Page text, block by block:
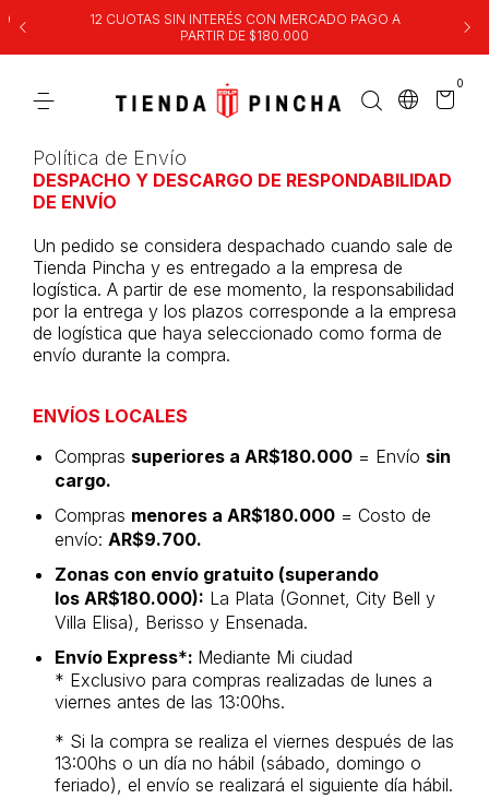
12 CUOTAS SIN INTERÉS CON MERCADO PAGO A
PARTIR DE $180.000
0
Política de Envío
DESPACHO Y DESCARGO DE RESPONDABILIDAD
DE ENVÍO
Un pedido se considera despachado cuando sale de
Tienda Pincha y es entregado a la empresa de
logística. A partir de ese momento, la responsabilidad
por la entrega y los plazos corresponde a la empresa
de logística que haya seleccionado como forma de
envío durante la compra.
ENVÍOS LOCALES
Compras superiores a AR$180.000 = Envío sin
cargo.
Compras menores a AR$180.000 = Costo de
envío: AR$9.700.
Zonas con envío gratuito (superando
los AR$180.000): La Plata (Gonnet, City Bell y
Villa Elisa), Berisso y Ensenada.
Envío Express*: Mediante Mi ciudad
* Exclusivo para compras realizadas de lunes a
viernes antes de las 13:00hs.
* Si la compra se realiza el viernes después de las
13:00hs o un día no hábil (sábado, domingo o
feriado), el envío se realizará el siguiente día hábil.